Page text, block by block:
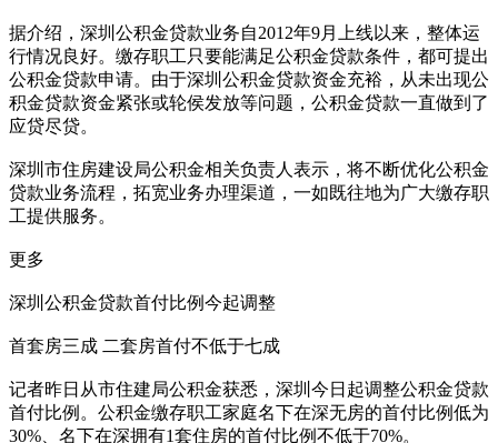
据介绍，深圳公积金贷款业务自2012年9月上线以来，整体运
行情况良好。缴存职工只要能满足公积金贷款条件，都可提出
公积金贷款申请。由于深圳公积金贷款资金充裕，从未出现公
积金贷款资金紧张或轮侯发放等问题，公积金贷款一直做到了
应贷尽贷。
深圳市住房建设局公积金相关负责人表示，将不断优化公积金
贷款业务流程，拓宽业务办理渠道，一如既往地为广大缴存职
工提供服务。
更多
深圳公积金贷款首付比例今起调整
首套房三成 二套房首付不低于七成
记者昨日从市住建局公积金获悉，深圳今日起调整公积金贷款
首付比例。公积金缴存职工家庭名下在深无房的首付比例低为
30%、名下在深拥有1套住房的首付比例不低于70%。